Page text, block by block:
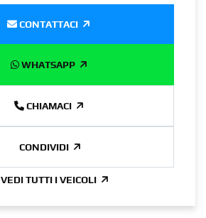
CONTATTACI
WHATSAPP
CHIAMACI
CONDIVIDI
VEDI TUTTI I VEICOLI